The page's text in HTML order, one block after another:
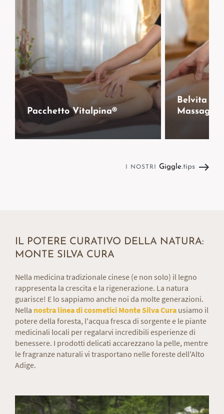
Pacchetto Vitalpina®
Belvita
I NOSTRI Giggle.tips
IL POTERE CURATIVO DELLA NATURA:
MONTE SILVA CURA
Nella medicina tradizionale cinese (e non solo) il legno
rappresenta la crescita e la rigenerazione. La natura
guarisce! E lo sappiamo anche noi da molte generazioni.
Nella nostra linea di cosmetici Monte Silva Cura usiamo il
potere della foresta, l'acqua fresca di sorgente e le piante
medicinali locali per regalarvi incredibili esperienze di
benessere. I prodotti delicati accarezzano la pelle, mentre
le fragranze naturali vi trasportano nelle foreste dell'Alto
Adige.